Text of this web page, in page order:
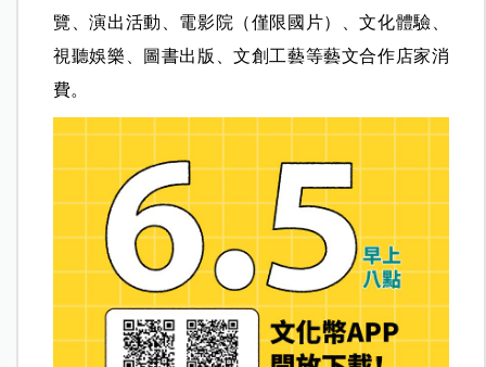
覽、演出活動、電影院（僅限國片）、文化體驗、
視聽娛樂、圖書出版、文創工藝等藝文合作店家消
費。